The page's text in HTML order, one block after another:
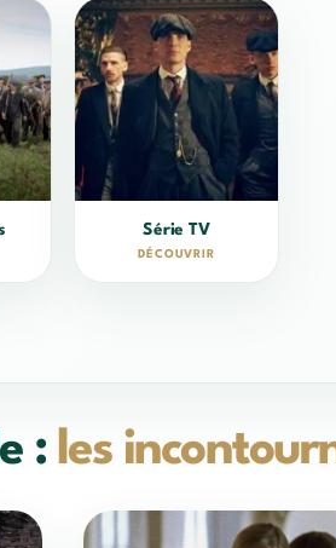
Série TV
DÉCOUVRIR
: les